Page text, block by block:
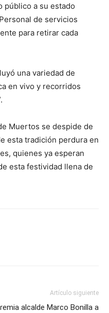
público a su estado
de servicios
para retirar cada
una variedad de
en vivo y recorridos
Muertos se despide de
esta tradición perdura en
quienes ya esperan
esta festividad llena de
Artículo siguiente
alcalde Marco Bonilla a